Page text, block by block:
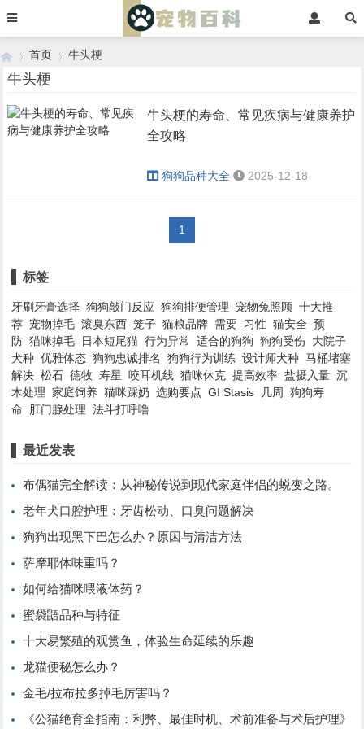
›
首页
›
牛头梗
牛头梗
牛头梗的寿命、常见疾病与健康养护
全攻略
狗狗品种大全 2025-12-18
1
标签
牙刷牙膏选择 狗狗敲门反应 狗狗排便管理 宠物兔照顾 十大推
荐 宠物掉毛 滚臭东西 笼子 猫粮品牌 需要 习性 猫安全 预
防 猫咪掉毛 日本短尾猫 行为异常 适合的狗狗 狗狗受伤 大院子
犬种 优雅体态 狗狗忠诚排名 狗狗行为训练 设计师犬种 马桶堵塞
解决 松石 德牧 寿星 咬耳机线 猫咪休克 提高效率 盐摄入量 沉
木处理 家庭饲养 猫咪踩奶 选购要点 GI Stasis 几周
狗狗寿
命
肛门腺处理 法斗打呼噜
最近发表
布偶猫完全解读：从神秘传说到现代家庭伴侣的蜕变之路。
老年犬口腔护理：牙齿松动、口臭问题解决
狗狗出现黑下巴怎么办？原因与清洁方法
萨摩耶体味重吗？
如何给猫咪喂液体药？
蜜袋鼯品种与特征
十大易繁殖的观赏鱼，体验生命延续的乐趣
龙猫便秘怎么办？
金毛/拉布拉多掉毛厉害吗？
《公猫绝育全指南：利弊、最佳时机、术前准备与术后护理》